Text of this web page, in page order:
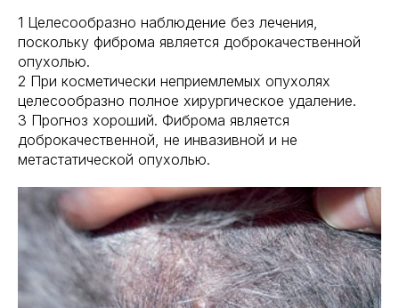
1 Целесообразно наблюдение без лечения,
поскольку фиброма является доброкачественной
опухолью.
2 При косметически неприемлемых опухолях
целесообразно полное хирургическое удаление.
3 Прогноз хороший. Фиброма является
доброкачественной, не инвазивной и не
метастатической опухолью.